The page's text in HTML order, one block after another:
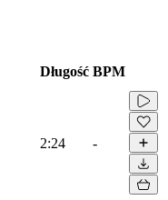
Długość BPM
2:24 -